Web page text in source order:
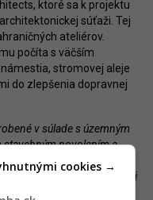
ktoré sa k projektu
súťaži. Tej
ateliérov.
počíta s väčším
stromovej aleje
do zlepšenia dopravnej
v súlade s územným
stavebným povolením a
projektu na životné
EIA mala možnosť svoj
prerokované s
cookies →